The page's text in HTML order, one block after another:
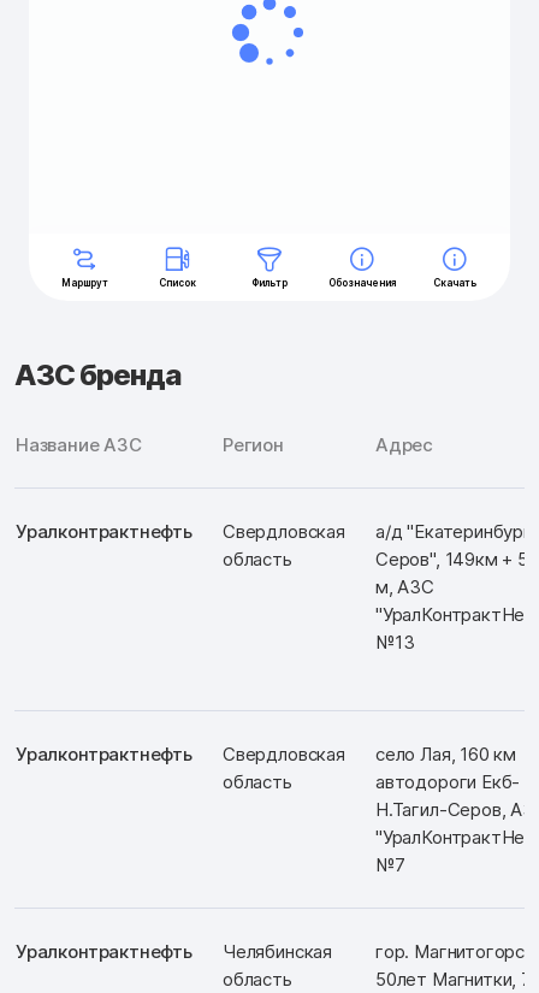
АЗС бренда
Название АЗС Регион Адрес
Уралконтрактнефть
Свердловская
область
а/д
Серов", 149км +
м, АЗС
№13
Уралконтрактнефть
Свердловская
область
село Лая, 160 км
автодороги Екб-
Н.Тагил-Серов,
№7
Уралконтрактнефть
Челябинская
область
гор.
50лет Магнитки,